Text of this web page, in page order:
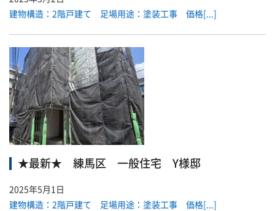
建物構造：2階戸建て 足場用途：塗装工事 価格[...]
★最新★ 練馬区 一般住宅 Y様邸
2025年5月1日
建物構造：2階戸建て 足場用途：塗装工事 価格[...]